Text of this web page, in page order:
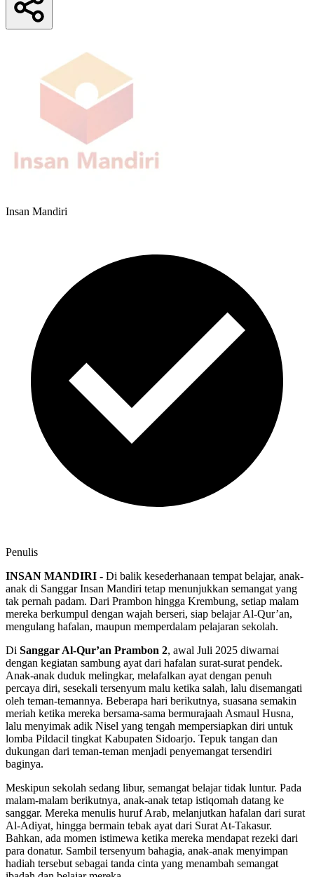
Insan Mandiri
Penulis
INSAN MANDIRI - Di balik kesederhanaan tempat belajar, anak-
anak di Sanggar Insan Mandiri tetap menunjukkan semangat yang
tak pernah padam. Dari Prambon hingga Krembung, setiap malam
mereka berkumpul dengan wajah berseri, siap belajar Al-Qur’an,
mengulang hafalan, maupun memperdalam pelajaran sekolah.
Di Sanggar Al-Qur’an Prambon 2, awal Juli 2025 diwarnai
dengan kegiatan sambung ayat dari hafalan surat-surat pendek.
Anak-anak duduk melingkar, melafalkan ayat dengan penuh
percaya diri, sesekali tersenyum malu ketika salah, lalu disemangati
oleh teman-temannya. Beberapa hari berikutnya, suasana semakin
meriah ketika mereka bersama-sama bermurajaah Asmaul Husna,
lalu menyimak adik Nisel yang tengah mempersiapkan diri untuk
lomba Pildacil tingkat Kabupaten Sidoarjo. Tepuk tangan dan
dukungan dari teman-teman menjadi penyemangat tersendiri
baginya.
Meskipun sekolah sedang libur, semangat belajar tidak luntur. Pada
malam-malam berikutnya, anak-anak tetap istiqomah datang ke
sanggar. Mereka menulis huruf Arab, melanjutkan hafalan dari surat
Al-Adiyat, hingga bermain tebak ayat dari Surat At-Takasur.
Bahkan, ada momen istimewa ketika mereka mendapat rezeki dari
para donatur. Sambil tersenyum bahagia, anak-anak menyimpan
hadiah tersebut sebagai tanda cinta yang menambah semangat